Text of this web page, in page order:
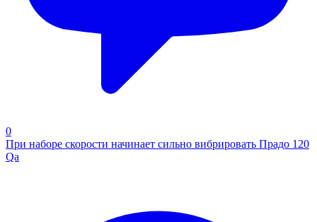
0
При наборе скорости начинает сильно вибрировать Прадо 120
Qa